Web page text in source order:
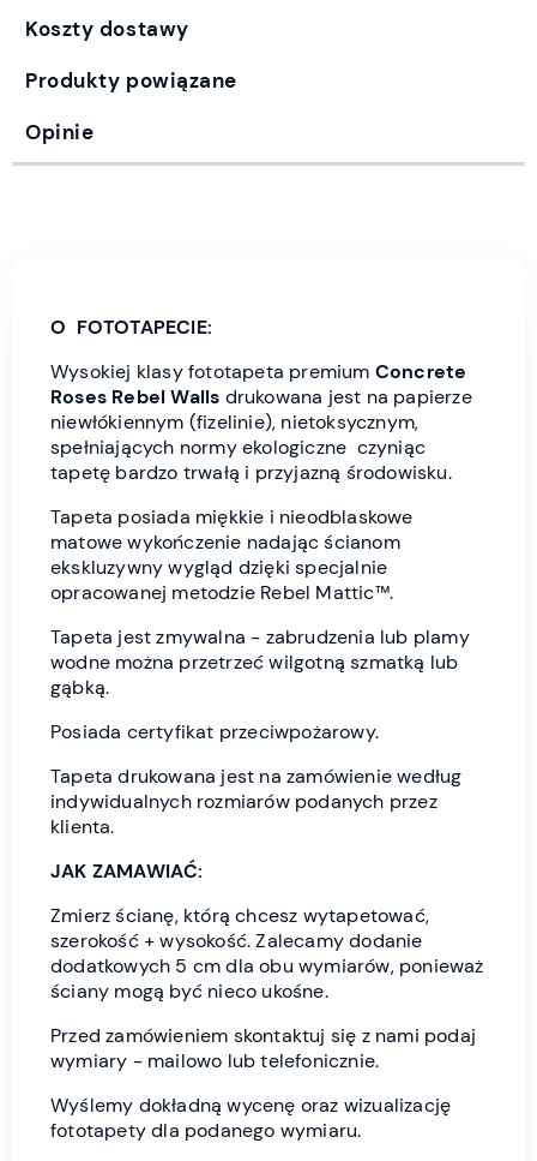
Koszty dostawy
Produkty powiązane
Opinie
O FOTOTAPECIE:
Wysokiej klasy fototapeta premium Concrete
Roses Rebel Walls drukowana jest na papierze
niewłókiennym (fizelinie), nietoksycznym,
spełniających normy ekologiczne czyniąc
tapetę bardzo trwałą i przyjazną środowisku.
Tapeta posiada miękkie i nieodblaskowe
matowe wykończenie nadając ścianom
ekskluzywny wygląd dzięki specjalnie
opracowanej metodzie Rebel Mattic™.
Tapeta jest zmywalna - zabrudzenia lub plamy
wodne można przetrzeć wilgotną szmatką lub
gąbką.
Posiada certyfikat przeciwpożarowy.
Tapeta drukowana jest na zamówienie według
indywidualnych rozmiarów podanych przez
klienta.
JAK ZAMAWIAĆ:
Zmierz ścianę, którą chcesz wytapetować,
szerokość + wysokość. Zalecamy dodanie
dodatkowych 5 cm dla obu wymiarów, ponieważ
ściany mogą być nieco ukośne.
Przed zamówieniem skontaktuj się z nami podaj
wymiary - mailowo lub telefonicznie.
Wyślemy dokładną wycenę oraz wizualizację
fototapety dla podanego wymiaru.